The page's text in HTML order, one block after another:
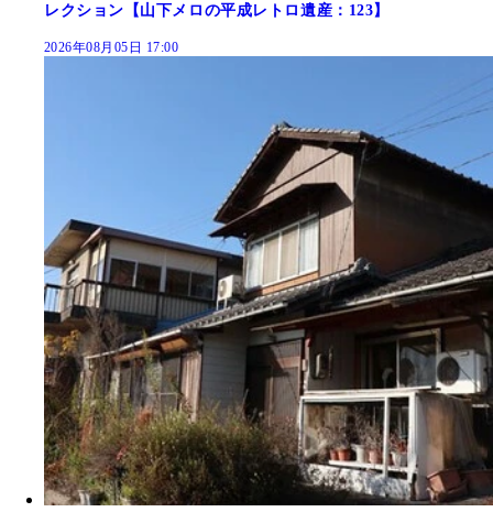
レクション【山下メロの平成レトロ遺産：123】
2026年08月05日 17:00